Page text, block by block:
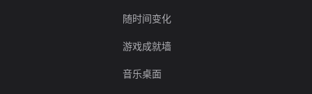
随时间变化
游戏成就墙
音乐桌面